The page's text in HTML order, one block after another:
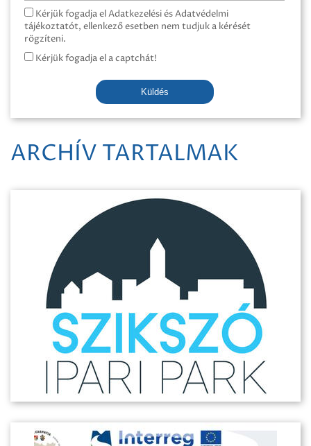
Kérjük fogadja el Adatkezelési és Adatvédelmi
tájékoztatót, ellenkező esetben nem tudjuk a kérését
rögzíteni.
Kérjük fogadja el a captchát!
Küldés
ARCHÍV TARTALMAK